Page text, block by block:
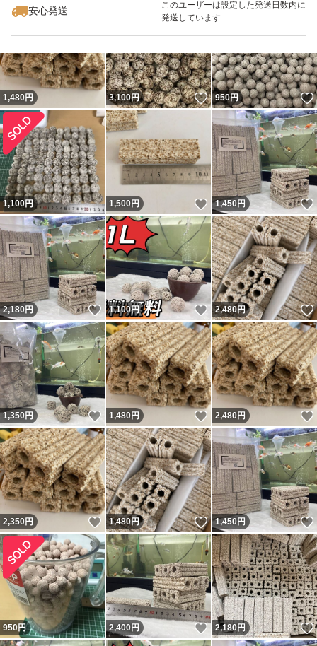
安心発送
このユーザーは設定した発送日数内に
発送しています
1,480円 3,100円 いいね！
950円
1,100円 1,500円 いいね！
1,450円
2,180円 いいね！
1,100円 いいね！
2,480円
1,350円 いいね！
1,480円 いいね！
2,480円
2,350円 いいね！
1,480円 いいね！
1,450円
950円 2,400円 いいね！
2,180円